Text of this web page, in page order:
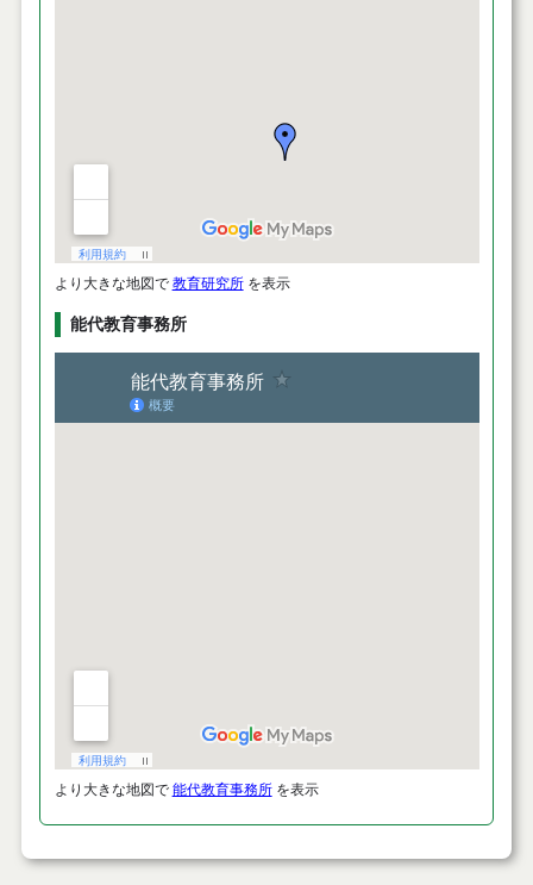
より大きな地図で 教育研究所を表示
能代教育事務所
より大きな地図で 能代教育事務所を表示